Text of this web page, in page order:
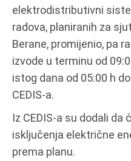
elektrodistributivni
radova, planiranih za
Berane, promijenio, pa
izvode u terminu od
istog dana od 05:00 h
CEDIS-a.
Iz CEDIS-a su dodali
isključenja električne
prema planu.